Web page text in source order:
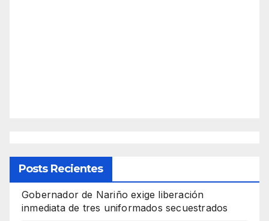
Posts Recientes
Gobernador de Nariño exige liberación
inmediata de tres uniformados secuestrados